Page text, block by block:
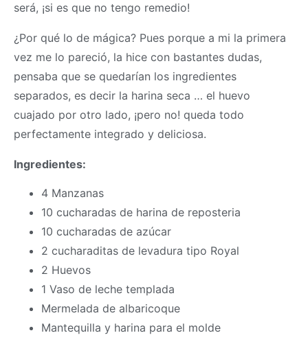
será, ¡si es que no tengo remedio!
¿Por qué lo de mágica? Pues porque a mi la primera
vez me lo pareció, la hice con bastantes dudas,
pensaba que se quedarían los ingredientes
separados, es decir la harina seca … el huevo
cuajado por otro lado, ¡pero no! queda todo
perfectamente integrado y deliciosa.
Ingredientes:
4 Manzanas
10 cucharadas de harina de reposteria
10 cucharadas de azúcar
2 cucharaditas de levadura tipo Royal
2 Huevos
1 Vaso de leche templada
Mermelada de albaricoque
Mantequilla y harina para el molde